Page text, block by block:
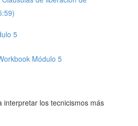
5
Módulo 5
interpretar los tecnicismos más